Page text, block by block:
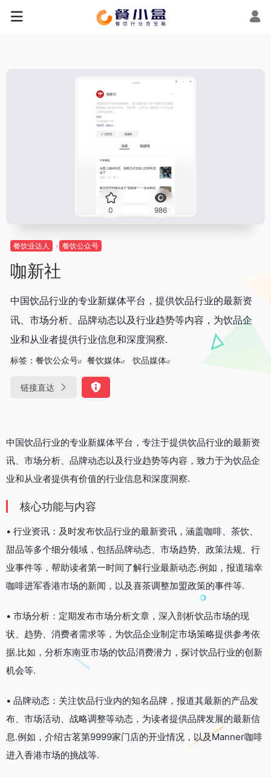
0 986
餐饮业达人 餐饮公众号
咖新社
中国饮品行业的专业新媒体平台，提供饮品行业的最新资
讯、市场分析、品牌动态以及行业趋势等内容，为饮品企
业和从业者提供行业信息和深度洞察.
标签： 餐饮公众号 餐饮媒体 饮品媒体
链接直达
中国饮品行业的专业新媒体平台，专注于提供饮品行业的最新资
讯、市场分析、品牌动态以及行业趋势等内容，致力于为饮品企
业和从业者提供有价值的行业信息和深度洞察.
核心功能与内容
• 行业资讯：及时发布饮品行业的最新资讯，涵盖咖啡、茶饮、
甜品等多个细分领域，包括品牌动态、市场趋势、政策法规、行
业事件等，帮助读者第一时间了解行业最新动态.例如，报道瑞幸
咖啡进军香港市场的新闻，以及喜茶调整加盟政策的事件等.
• 市场分析：定期发布市场分析文章，深入剖析饮品市场的现
状、趋势、消费者需求等，为饮品企业制定市场策略提供参考依
据.比如，分析东南亚市场的饮品消费潜力，探讨饮品行业的创新
机会等.
• 品牌动态：关注饮品行业内的知名品牌，报道其最新的产品发
布、市场活动、战略调整等动态，为读者提供品牌发展的最新信
息.例如，介绍古茗第9999家门店的开业情况，以及Manner咖啡
进入香港市场的挑战等.